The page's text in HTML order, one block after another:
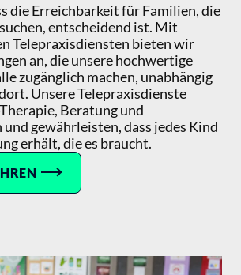
die Erreichbarkeit für Familien, die
entscheidend ist. Mit
Telepraxisdiensten bieten wir
an, die unsere hochwertige
zugänglich machen, unabhängig
Unsere Telepraxisdienste
Beratung und
gewährleisten, dass jedes Kind
erhält, die es braucht.